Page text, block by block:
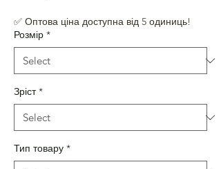
✅ Оптова ціна доступна від 5 одиниць!
Розмір *
Зріст *
Тип товару *